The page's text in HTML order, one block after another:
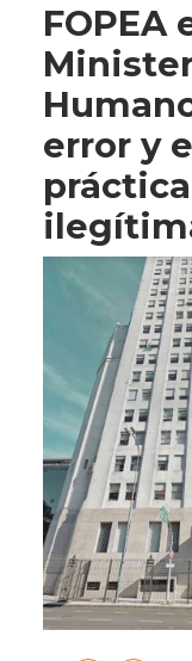
FOPEA
error y